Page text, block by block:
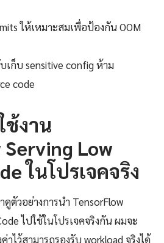
ให้เหมาะสมเพื่อป้องกัน OOM
เก็บ sensitive config ห้าม
code
ช้งาน
Low
ในโปรเจคจริง
ตัวอย่างการนำ TensorFlow
ไปใช้ในโปรเจคจริงกัน ผมจะ
ไว้สามารถรองรับ workload จริงได้